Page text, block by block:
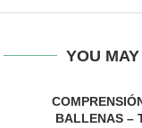
YOU
BALLENAS –